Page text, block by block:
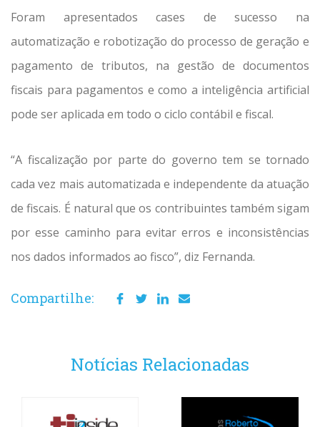
Foram apresentados cases de sucesso na
automatização e robotização do processo de geração e
pagamento de tributos, na gestão de documentos
fiscais para pagamentos e como a inteligência artificial
pode ser aplicada em todo o ciclo contábil e fiscal.
“A fiscalização por parte do governo tem se tornado
cada vez mais automatizada e independente da atuação
de fiscais. É natural que os contribuintes também sigam
por esse caminho para evitar erros e inconsistências
nos dados informados ao fisco”, diz Fernanda.
Compartilhe:
Notícias Relacionadas